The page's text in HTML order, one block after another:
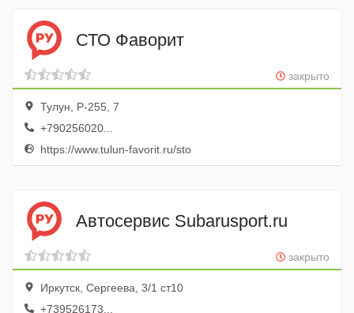
СТО Фаворит
закрыто
Тулун, Р-255, 7
+790256020...
https://www.tulun-favorit.ru/sto
Автосервис Subarusport.ru
закрыто
Иркутск, Сергеева, 3/1 ст10
+739526173...